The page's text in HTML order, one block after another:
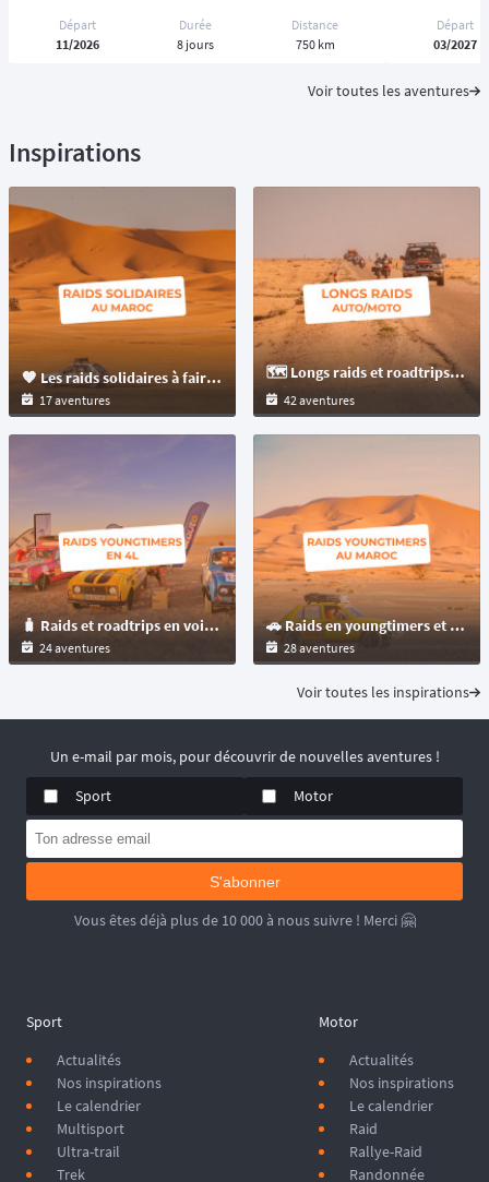
Départ
11/2026
Durée
8 jours
Distance
750 km
Départ
03/2027
Voir toutes les aventures
Inspirations
🧡 Les raids solidaires à faire au Maroc
17 aventures
🗺️ Longs raids et roadtrips de plus de 3000 km à parcourir en auto ou moto à travers le monde
42 aventures
🧳 Raids et roadtrips en voitures youngtimers en 4L
24 aventures
🚗 Raids en youngtimers et vieilles voitures au Maroc : aventure, passion et évasion
28 aventures
Voir toutes les inspirations
Un e-mail par mois, pour découvrir de nouvelles aventures !
Sport
Motor
S'abonner
Vous êtes déjà plus de 10 000 à nous suivre ! Merci 🤗
Sport
Actualités
Nos inspirations
Le calendrier
Multisport
Ultra-trail
Trek
Motor
Actualités
Nos inspirations
Le calendrier
Raid
Rallye-Raid
Randonnée